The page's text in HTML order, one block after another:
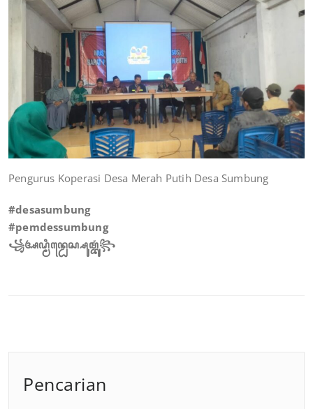
Pengurus Koperasi Desa Merah Putih Desa Sumbung
#desasumbung
#pemdessumbung
꧁ꦄꦝ꧀ꦩꦶꦤ꧀ꦝꦺꦱ꧀ꦱꦸꦩ꧀ꦧꦸꦁ꧂
Pencarian